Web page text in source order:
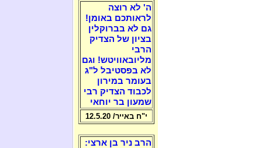
ה' לא רוצה
לראותכם באומן!
גם לא בברוקלין
בציון של הצדיק
הרבי
מליובאוויטש! וגם
לא בפסטיבל ל"ג
בעומר במירון
לכבוד הצדיק רבי
שמעון בר יוחאי
י"ח באייר/ 12.5.20
הרב ניר בן ארצי: